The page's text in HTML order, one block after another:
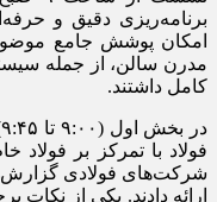
برنامه‌ریزی دقیق و
امکان پوشش جامع
مدرن سالن، از جمله
کامل داشتند.
فولاد با تمرکز بر فولاد